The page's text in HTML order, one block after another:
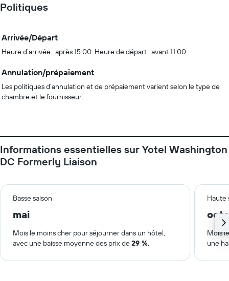
Politiques
Arrivée/Départ
Heure d’arrivée : après 15:00. Heure de départ : avant 11:00.
Annulation/prépaiement
Les politiques d’annulation et de prépaiement varient selon le type de
chambre et le fournisseur.
Informations essentielles sur Yotel Washington
DC Formerly Liaison
Basse saison Haute
mai
Mois le moins cher pour séjourner dans un hôtel,
avec une baisse moyenne des prix de29 %.
Mois
une